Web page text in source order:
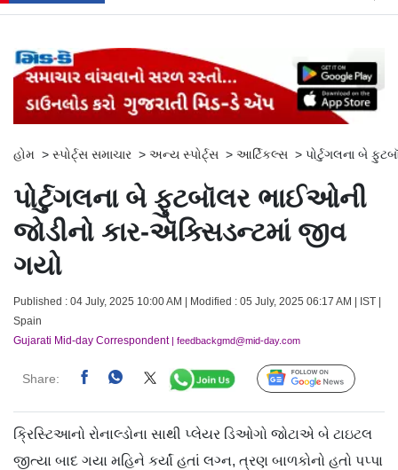
હોમ > સ્પોર્ટ્સ સમાચાર > અન્ય સ્પોર્ટ્સ > આર્ટિકલ્સ > પોર્ટુગલના બે
પોર્ટુગલના બે ફુટબૉલર ભાઈઓની
જોડીનો કાર-ઍક્સિડન્ટમાં જીવ
ગયો
Published : 04 July, 2025 10:00 AM | Modified : 05 July, 2025 06:17 AM | IST |
Spain
Gujarati Mid-day Correspondent| feedbackgmd@mid-day.com
Share: Follow Us
ક્રિસ્ટિઆનો રોનાલ્ડોના સાથી પ્લેયર ડિઓગો જોટાએ બે ટાઇટલ
જીત્યા બાદ ગયા મહિને કર્યાં હતાં લગ્ન, ત્રણ બાળકોનો હતો પપ્પા